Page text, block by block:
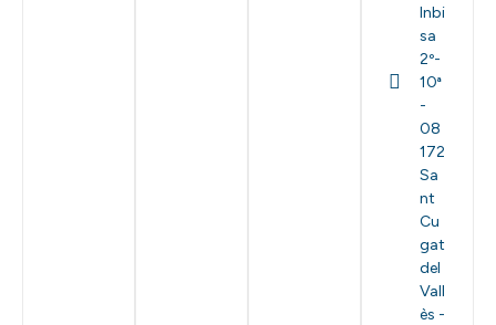
Inbi
sa
2º-
10ª
-
08
172
Sa
nt
Cu
gat
del
Vall
ès -